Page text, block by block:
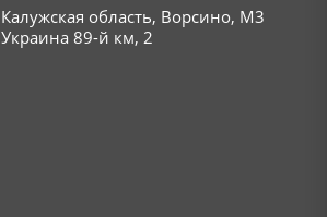
Калужская область, Ворсино, М3
Украина 89-й км, 2